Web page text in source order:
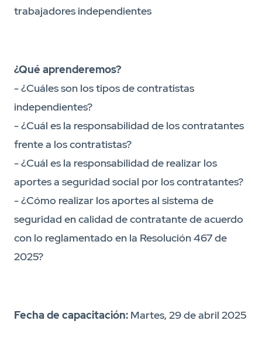
trabajadores independientes
¿Qué aprenderemos?
- ¿Cuáles son los tipos de contratistas
independientes?
- ¿Cuál es la responsabilidad de los contratantes
frente a los contratistas?
- ¿Cuál es la responsabilidad de realizar los
aportes a seguridad social por los contratantes?
- ¿Cómo realizar los aportes al sistema de
seguridad en calidad de contratante de acuerdo
con lo reglamentado en la Resolución 467 de
2025?
Fecha de capacitación: Martes, 29 de abril 2025